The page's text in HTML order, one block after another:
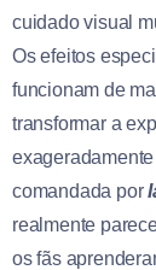
cuidado visual
Os efeitos
funcionam de
transformar a
comandada por
realmente
os fãs